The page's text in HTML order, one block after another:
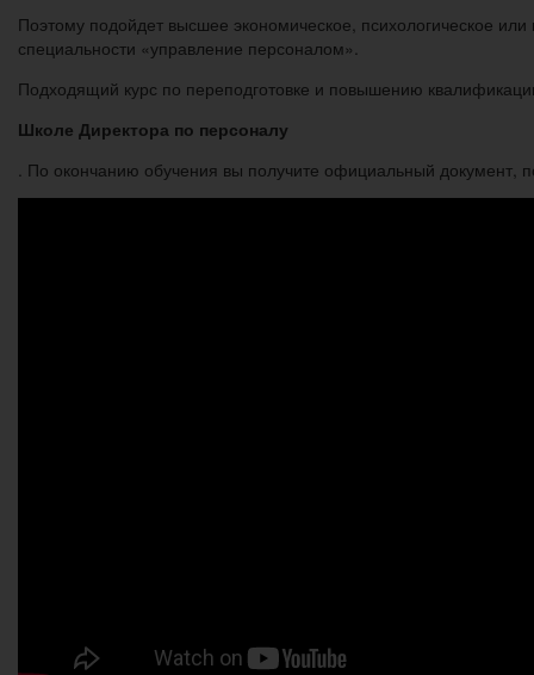
Поэтому подойдет высшее экономическое, психологическое
специальности «управление персоналом».
Подходящий курс по переподготовке и повышению
Школе Директора по персоналу
. По окончанию обучения вы получите официальный